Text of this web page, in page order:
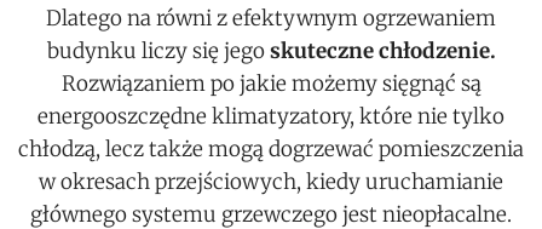
Dlatego na równi z efektywnym ogrzewaniem
budynku liczy się jegoskuteczne chłodzenie.
Rozwiązaniem po jakie możemy sięgnąć są
energooszczędne klimatyzatory, które nie tylko
chłodzą, lecz także mogą dogrzewać pomieszczenia
w okresach przejściowych, kiedy uruchamianie
głównego systemu grzewczego jest nieopłacalne.